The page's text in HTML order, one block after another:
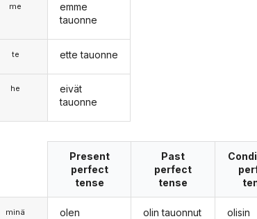
me
te
he
emme
tauonne
ette tauonne
eivät
tauonne
minä
Present
perfect
tense
olen
Past
perfect
tense
olin tauonnut olisin